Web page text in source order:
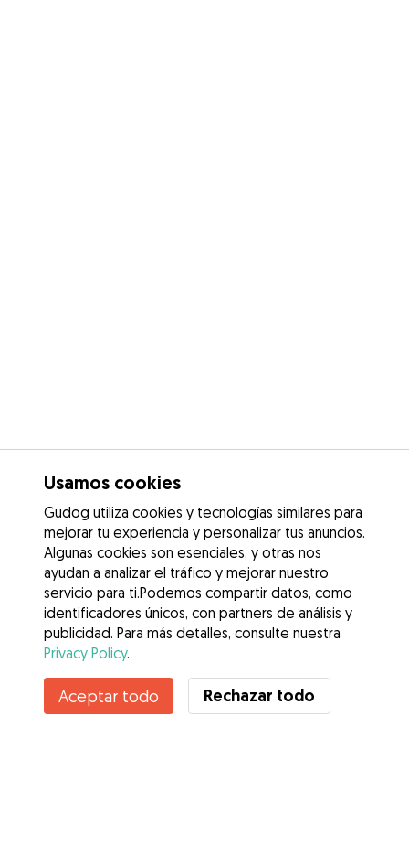
Usamos cookies
Gudog utiliza cookies y tecnologías similares para
mejorar tu experiencia y personalizar tus anuncios.
Algunas cookies son esenciales, y otras nos
ayudan a analizar el tráfico y mejorar nuestro
servicio para ti.Podemos compartir datos, como
identificadores únicos, con partners de análisis y
publicidad. Para más detalles, consulte nuestra
Privacy Policy.
Aceptar todo Rechazar todo